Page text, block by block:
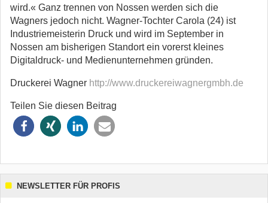
wird.« Ganz trennen von Nossen werden sich die
Wagners jedoch nicht. Wagner-Tochter Carola (24) ist
Industriemeisterin Druck und wird im September in
Nossen am bisherigen Standort ein vorerst kleines
Digitaldruck- und Medienunternehmen gründen.
Druckerei Wagner http://www.druckereiwagnergmbh.de
Teilen Sie diesen Beitrag
NEWSLETTER FÜR PROFIS